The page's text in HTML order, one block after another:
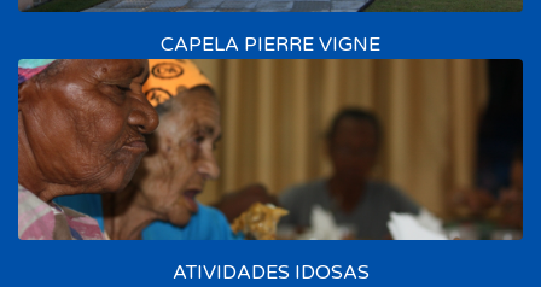
CAPELA PIERRE VIGNE
ATIVIDADES IDOSAS